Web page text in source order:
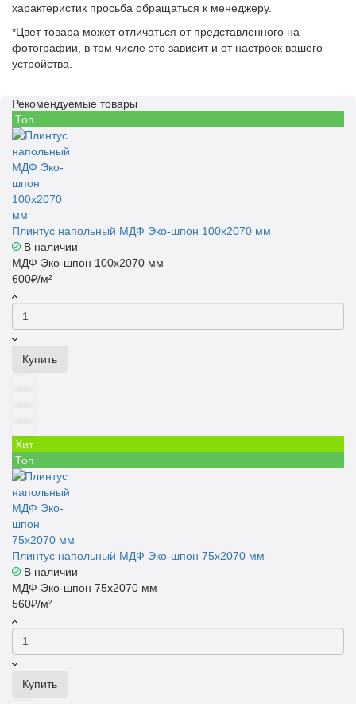
характеристик просьба обращаться к менеджеру.
*Цвет товара может отличаться от представленного на
фотографии, в том числе это зависит и от настроек вашего
устройства.
Рекомендуемые товары
Топ
Плинтус напольный МДФ Эко-шпон 100x2070 мм
В наличии
МДФ Эко-шпон 100x2070 мм
600₽/м²
Купить
Хит
Топ
Плинтус напольный МДФ Эко-шпон 75x2070 мм
В наличии
МДФ Эко-шпон 75x2070 мм
560₽/м²
Купить